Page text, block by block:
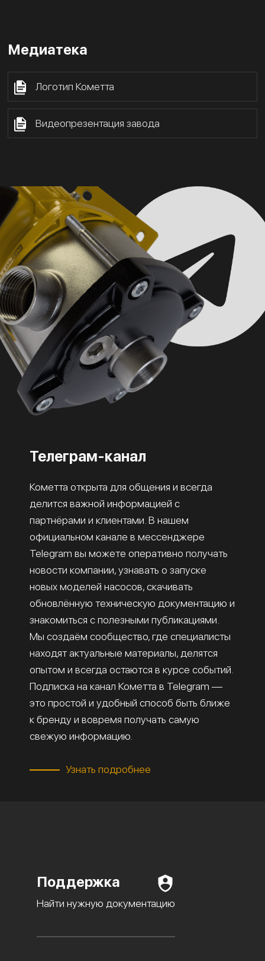
Медиатека
Логотип Кометта
Видеопрезентация завода
Телеграм-канал
Кометта открыта для общения и всегда
делится важной информацией с
партнёрами и клиентами. В нашем
официальном канале в мессенджере
Telegram вы можете оперативно получать
новости компании, узнавать о запуске
новых моделей насосов, скачивать
обновлённую техническую документацию и
знакомиться с полезными публикациями.
Мы создаём сообщество, где специалисты
находят актуальные материалы, делятся
опытом и всегда остаются в курсе событий.
Подписка на канал Кометта в Telegram —
это простой и удобный способ быть ближе
к бренду и вовремя получать самую
свежую информацию.
Узнать подробнее
Поддержка
Найти нужную документацию